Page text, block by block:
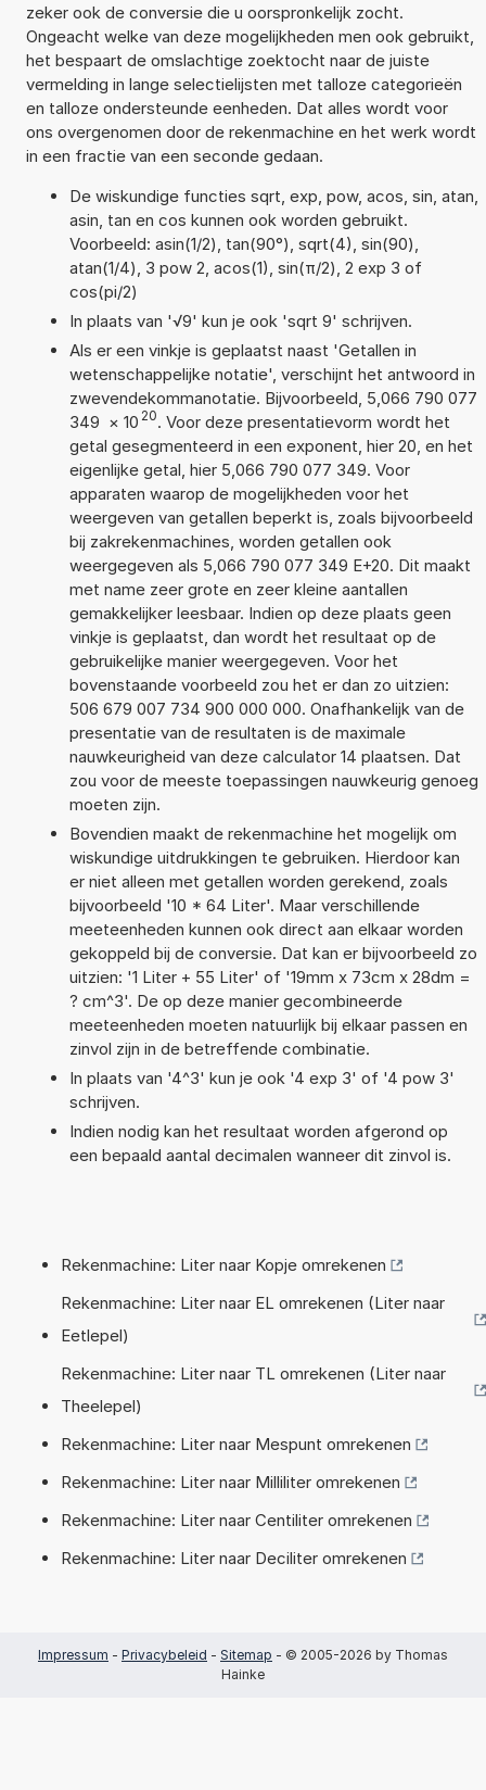
zeker ook de conversie die u oorspronkelijk zocht.
Ongeacht welke van deze mogelijkheden men ook gebruikt,
het bespaart de omslachtige zoektocht naar de juiste
vermelding in lange selectielijsten met talloze categorieën
en talloze ondersteunde eenheden. Dat alles wordt voor
ons overgenomen door de rekenmachine en het werk wordt
in een fractie van een seconde gedaan.
De wiskundige functies sqrt, exp, pow, acos, sin, atan,
asin, tan en cos kunnen ook worden gebruikt.
Voorbeeld: asin(1/2), tan(90°), sqrt(4), sin(90),
atan(1/4), 3 pow 2, acos(1), sin(π/2), 2 exp 3 of
cos(pi/2)
In plaats van '√9' kun je ook 'sqrt 9' schrijven.
Als er een vinkje is geplaatst naast 'Getallen in
wetenschappelijke notatie', verschijnt het antwoord in
zwevendekommanotatie. Bijvoorbeeld, 5,066 790 077
349 × 10 20. Voor deze presentatievorm wordt het
getal gesegmenteerd in een exponent, hier 20, en het
eigenlijke getal, hier 5,066 790 077 349. Voor
apparaten waarop de mogelijkheden voor het
weergeven van getallen beperkt is, zoals bijvoorbeeld
bij zakrekenmachines, worden getallen ook
weergegeven als 5,066 790 077 349 E+20. Dit maakt
met name zeer grote en zeer kleine aantallen
gemakkelijker leesbaar. Indien op deze plaats geen
vinkje is geplaatst, dan wordt het resultaat op de
gebruikelijke manier weergegeven. Voor het
bovenstaande voorbeeld zou het er dan zo uitzien:
506 679 007 734 900 000 000. Onafhankelijk van de
presentatie van de resultaten is de maximale
nauwkeurigheid van deze calculator 14 plaatsen. Dat
zou voor de meeste toepassingen nauwkeurig genoeg
moeten zijn.
Bovendien maakt de rekenmachine het mogelijk om
wiskundige uitdrukkingen te gebruiken. Hierdoor kan
er niet alleen met getallen worden gerekend, zoals
bijvoorbeeld '10 * 64 Liter'. Maar verschillende
meeteenheden kunnen ook direct aan elkaar worden
gekoppeld bij de conversie. Dat kan er bijvoorbeeld zo
uitzien: '1 Liter + 55 Liter' of '19mm x 73cm x 28dm =
? cm^3'. De op deze manier gecombineerde
meeteenheden moeten natuurlijk bij elkaar passen en
zinvol zijn in de betreffende combinatie.
In plaats van '4^3' kun je ook '4 exp 3' of '4 pow 3'
schrijven.
Indien nodig kan het resultaat worden afgerond op
een bepaald aantal decimalen wanneer dit zinvol is.
Rekenmachine: Liter naar Kopje omrekenen
Rekenmachine: Liter naar EL omrekenen (Liter naar
Eetlepel)
Rekenmachine: Liter naar TL omrekenen (Liter naar
Theelepel)
Rekenmachine: Liter naar Mespunt omrekenen
Rekenmachine: Liter naar Milliliter omrekenen
Rekenmachine: Liter naar Centiliter omrekenen
Rekenmachine: Liter naar Deciliter omrekenen
Impressum - Privacybeleid - Sitemap - © 2005-2026 by Thomas
Hainke